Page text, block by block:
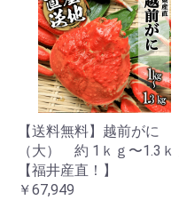
【送料無料】越前がに
（大） 約 1ｋｇ〜1.3ｋ
【福井産直！】
￥67,949